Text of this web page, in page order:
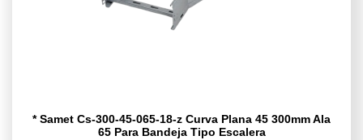
* Samet Cs-300-45-065-18-z Curva Plana 45 300mm Ala
65 Para Bandeja Tipo Escalera